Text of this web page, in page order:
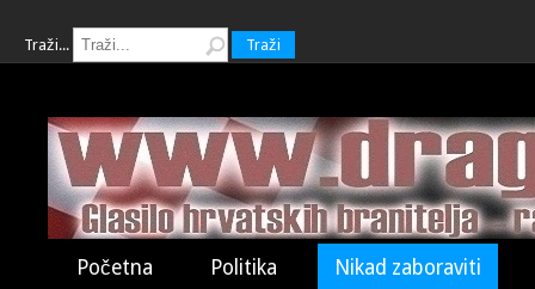
Traži... Traži
Početna Politika Nikad zaboraviti